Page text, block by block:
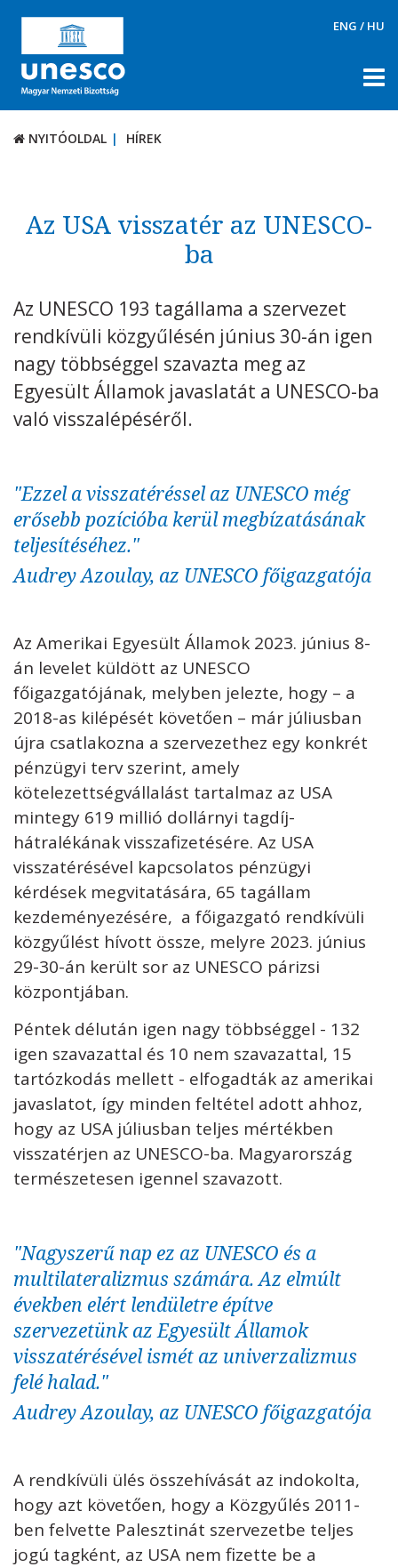
ENG / HU
NYITÓOLDAL HÍREK
TÉMÁK
DOKUMENTUMTÁR
KAPCSOLAT
RSS
NYITÓOLDAL HÍREK
Az USA visszatér az UNESCO-
ba
Az UNESCO 193 tagállama a szervezet
rendkívüli közgyűlésén június 30-án igen
nagy többséggel szavazta meg az
Egyesült Államok javaslatát a UNESCO-ba
való visszalépéséről.
"Ezzel a visszatéréssel az UNESCO még
erősebb pozícióba kerül megbízatásának
teljesítéséhez."
Audrey Azoulay, az UNESCO főigazgatója
Az Amerikai Egyesült Államok 2023. június 8-
án levelet küldött az UNESCO
főigazgatójának, melyben jelezte, hogy – a
2018-as kilépését követően – már júliusban
újra csatlakozna a szervezethez egy konkrét
pénzügyi terv szerint, amely
kötelezettségvállalást tartalmaz az USA
mintegy 619 millió dollárnyi tagdíj-
hátralékának visszafizetésére. Az USA
visszatérésével kapcsolatos pénzügyi
kérdések megvitatására, 65 tagállam
kezdeményezésére, a főigazgató rendkívüli
közgyűlést hívott össze, melyre 2023. június
29-30-án került sor az UNESCO párizsi
központjában.
Péntek délután igen nagy többséggel - 132
igen szavazattal és 10 nem szavazattal, 15
tartózkodás mellett - elfogadták az amerikai
javaslatot, így minden feltétel adott ahhoz,
hogy az USA júliusban teljes mértékben
visszatérjen az UNESCO-ba. Magyarország
természetesen igennel szavazott.
"Nagyszerű nap ez az UNESCO és a
multilateralizmus számára. Az elmúlt
években elért lendületre építve
szervezetünk az Egyesült Államok
visszatérésével ismét az univerzalizmus
felé halad."
Audrey Azoulay, az UNESCO főigazgatója
A rendkívüli ülés összehívását az indokolta,
hogy azt követően, hogy a Közgyűlés 2011-
ben felvette Palesztinát szervezetbe teljes
jogú tagként, az USA nem fizette be a